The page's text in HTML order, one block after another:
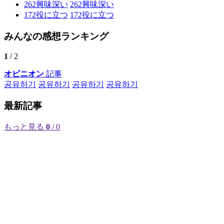
262興味深い 262興味深い
172役に立つ 172役に立つ
みんなの感想ランキング
1 / 2
オピニオン 記事
공유하기
공유하기 공유하기 공유하기
最新記事
もっと見る 0 / 0